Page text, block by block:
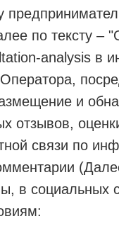
по тексту –
analysis в
и
отзывов,
связи по
в социальных